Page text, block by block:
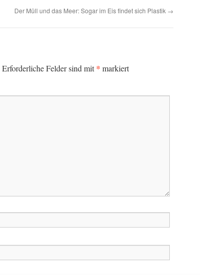
Der Müll und das Meer: Sogar im Eis findet sich Plastik →
Erforderliche Felder sind mit* markiert